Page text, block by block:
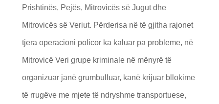
Prishtinës, Pejës, Mitrovicës së Jugut dhe
Mitrovicës së Veriut. Përderisa në të gjitha rajonet
tjera operacioni policor ka kaluar pa probleme, në
Mitrovicë Veri grupe kriminale në mënyrë të
organizuar janë grumbulluar, kanë krijuar bllokime
të rrugëve me mjete të ndryshme transportuese,